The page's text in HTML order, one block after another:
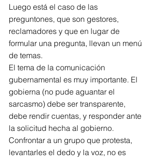
Luego está el caso de las
preguntones, que son gestores,
reclamadores y que en lugar de
formular una pregunta, llevan un menú
de temas.
El tema de la comunicación
gubernamental es muy importante. El
gobierna (no pude aguantar el
sarcasmo) debe ser transparente,
debe rendir cuentas, y responder ante
la solicitud hecha al gobierno.
Confrontar a un grupo que protesta,
levantarles el dedo y la voz, no es